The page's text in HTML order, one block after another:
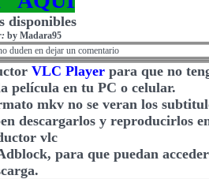
disponibles
by Madara95
duden en dejar un comentario
VLC Playerpara que no
película en tu PC o celular.
mkv no se veran los
descargarlos y reproducirlos
vlc
para que puedan